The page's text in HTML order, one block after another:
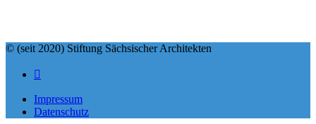
© (seit 2020) Stiftung Sächsischer Architekten
Impressum
Datenschutz